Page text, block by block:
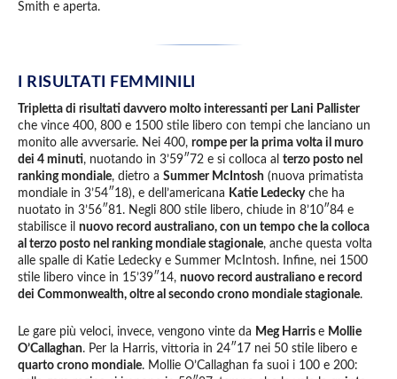
Smith e aperta.
I RISULTATI FEMMINILI
Tripletta di risultati davvero molto interessanti per Lani Pallister
che vince 400, 800 e 1500 stile libero con tempi che lanciano un
monito alle avversarie. Nei 400, rompe per la prima volta il muro
dei 4 minuti, nuotando in 3’59″72 e si colloca al terzo posto nel
ranking mondiale, dietro a Summer McIntosh (nuova primatista
mondiale in 3’54″18), e dell’americana Katie Ledeckyche ha
nuotato in 3’56″81. Negli 800 stile libero, chiude in 8’10″84 e
stabilisce il nuovo record australiano, con un tempo che la colloca
al terzo posto nel ranking mondiale stagionale, anche questa volta
alle spalle di Katie Ledecky e Summer McIntosh. Infine, nei 1500
stile libero vince in 15’39″14, nuovo record australiano e record
dei Commonwealth, oltre al secondo crono mondiale stagionale.
Le gare più veloci, invece, vengono vinte da Meg Harris e Mollie
O’Callaghan. Per la Harris, vittoria in 24″17 nei 50 stile libero e
quarto crono mondiale. Mollie O’Callaghan fa suoi i 100 e 200: